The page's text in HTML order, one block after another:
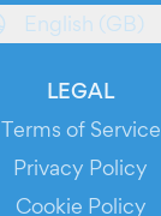
English (GB)
LEGAL
Terms of Service
Privacy Policy
Cookie Policy